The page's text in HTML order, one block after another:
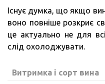
Існує думка, що якщо
воно повніше розкриє
це актуально не для
слід охолоджувати.
Витримка і сорт вина